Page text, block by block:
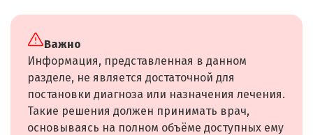
Важно
Информация, представленная в данном
разделе, не является достаточной для
постановки диагноза или назначения лечения.
Такие решения должен принимать врач,
основываясь на полном объёме доступных ему